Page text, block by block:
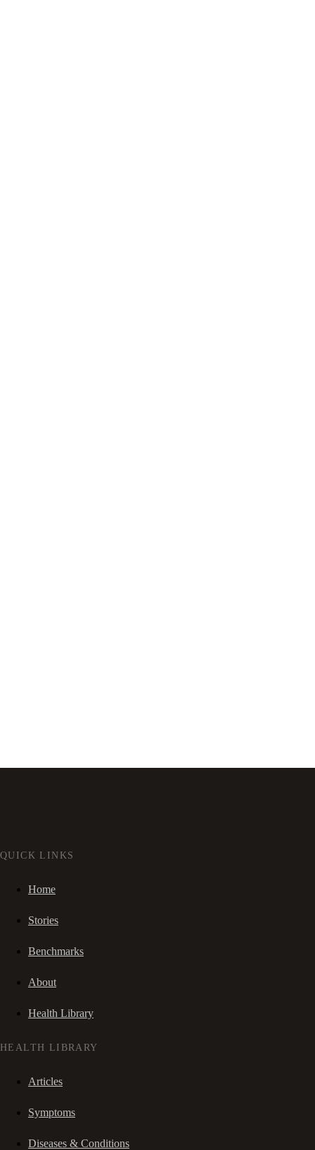
QUICK LINKS
Home
Stories
Benchmarks
About
Health Library
HEALTH LIBRARY
Articles
Symptoms
Diseases & Conditions